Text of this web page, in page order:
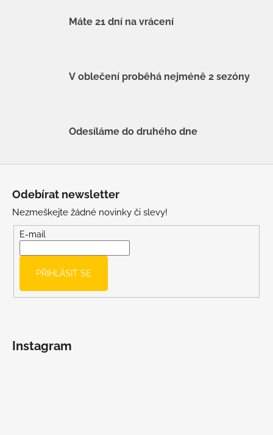
Máte 21 dní na vrácení
V oblečení proběhá nejméně 2 sezóny
Odesíláme do druhého dne
Odebírat newsletter
Nezmeškejte žádné novinky či slevy!
E-mail
PŘIHLÁSIT SE
Instagram